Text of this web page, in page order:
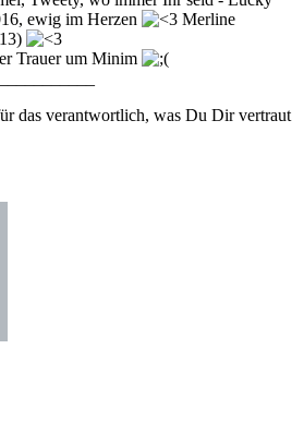
ewig im Herzen
Merline
Trauer um Minim
das verantwortlich, was Du Dir vertraut